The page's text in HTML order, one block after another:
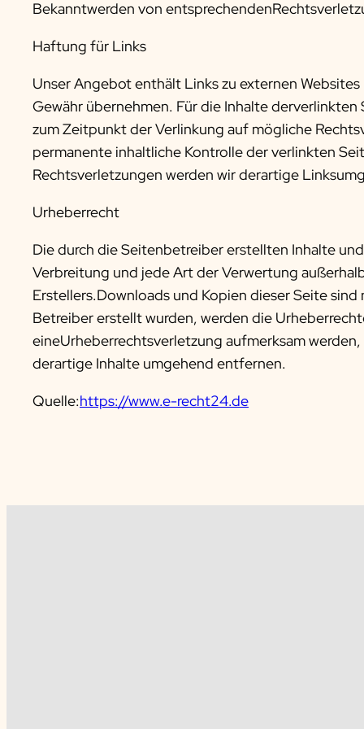
Bekanntwerden von
Haftung für Links
Unser Angebot enthält Links zu externen
Gewähr übernehmen. Für die Inhalte
zum Zeitpunkt der Verlinkung auf mögliche
permanente inhaltliche Kontrolle der verlinkten
Rechtsverletzungen werden wir derartige
Urheberrecht
Die durch die Seitenbetreiber erstellten Inhalte
Verbreitung und jede Art der Verwertung
Erstellers.Downloads und Kopien dieser Seite
Betreiber erstellt wurden, werden die
eineUrheberrechtsverletzung aufmerksam
derartige Inhalte umgehend entfernen.
Quelle:https://www.e-recht24.de